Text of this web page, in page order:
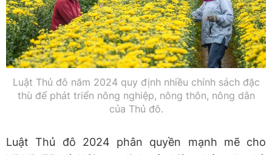
Luật Thủ đô năm 2024 quy định nhiều chính sách đặc
thù để phát triển nông nghiệp, nông thôn, nông dân
của Thủ đô.
Luật Thủ đô 2024 phân quyền mạnh mẽ cho